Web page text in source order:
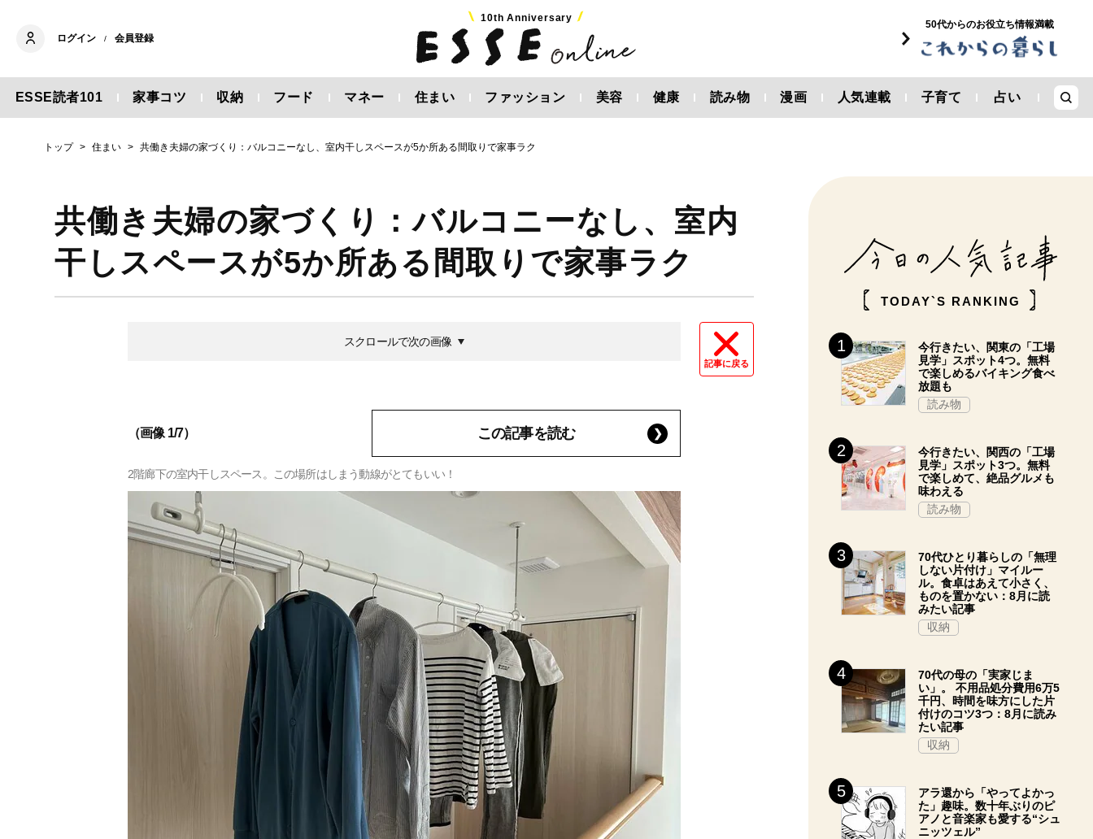
ログイン / 会員登録
10th Anniversary
50代からのお役立ち情報満載
ESSE読者101 家事コツ 収納 フード マネー 住まい ファッション 美容 健康 読み物 漫画 人気連載 子育て 占い
トップ 住まい 共働き夫婦の家づくり：バルコニーなし、室内干しスペースが5か所ある間取りで家事ラク
共働き夫婦の家づくり：バルコニーなし、室内
干しスペースが5か所ある間取りで家事ラク
記事に戻る
スクロールで次の画像
（画像 1/7） この記事を読む
2階廊下の室内干しスペース。この場所はしまう動線がとてもいい！
TODAY`S RANKING
今行きたい、関東の「工場
見学」スポット4つ。無料
で楽しめるバイキング食べ
放題も
読み物
今行きたい、関西の「工場
見学」スポット3つ。無料
で楽しめて、絶品グルメも
味わえる
読み物
70代ひとり暮らしの「無理
しない片付け」マイルー
ル。食卓はあえて小さく、
ものを置かない：8月に読
みたい記事
収納
70代の母の「実家じま
い」。 不用品処分費用6万5
千円、時間を味方にした片
付けのコツ3つ：8月に読み
たい記事
収納
アラ還から「やってよかっ
た」趣味。数十年ぶりのピ
アノと音楽家も愛する“シュ
ニッツェル”